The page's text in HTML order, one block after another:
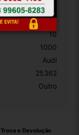
20
10
1000
Audi
25362
Outro
Troca e Devolução